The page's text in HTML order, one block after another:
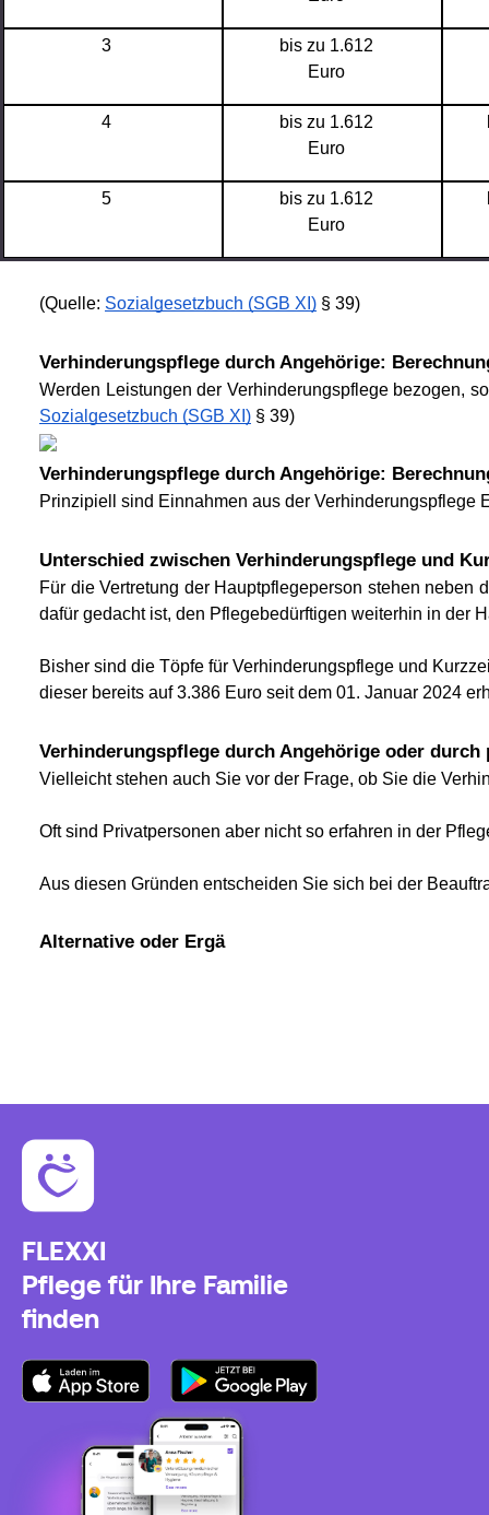
3
bis zu 1.612
Euro
4
bis zu 1.612
Euro
5
bis zu 1.612
Euro
(Quelle: Sozialgesetzbuch (SGB XI) § 39)
Verhinderungspflege durch Angehörige:
Werden Leistungen der Verhinderungspflege bezogen,
Sozialgesetzbuch (SGB XI) § 39)
Verhinderungspflege durch Angehörige:
Prinzipiell sind Einnahmen aus der
Unterschied zwischen Verhinderungspflege und
Für die Vertretung der Hauptpflegeperson stehen
dafür gedacht ist, den Pflegebedürftigen weiterhin in der
Bisher sind die Töpfe für Verhinderungspflege und
dieser bereits auf 3.386 Euro seit dem 01. Januar 2024
Verhinderungspflege durch Angehörige oder
Vielleicht stehen auch Sie vor der Frage, ob Sie die
Oft sind Privatpersonen aber nicht so erfahren in der
Aus diesen Gründen entscheiden Sie sich bei der
Alternative oder Ergä
FLEXXI
Pflege für Ihre Familie
finden